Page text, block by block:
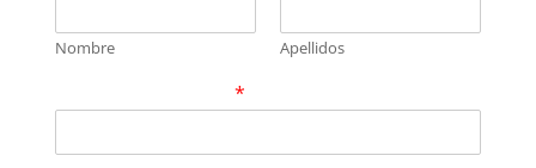
Nombre Apellidos
*